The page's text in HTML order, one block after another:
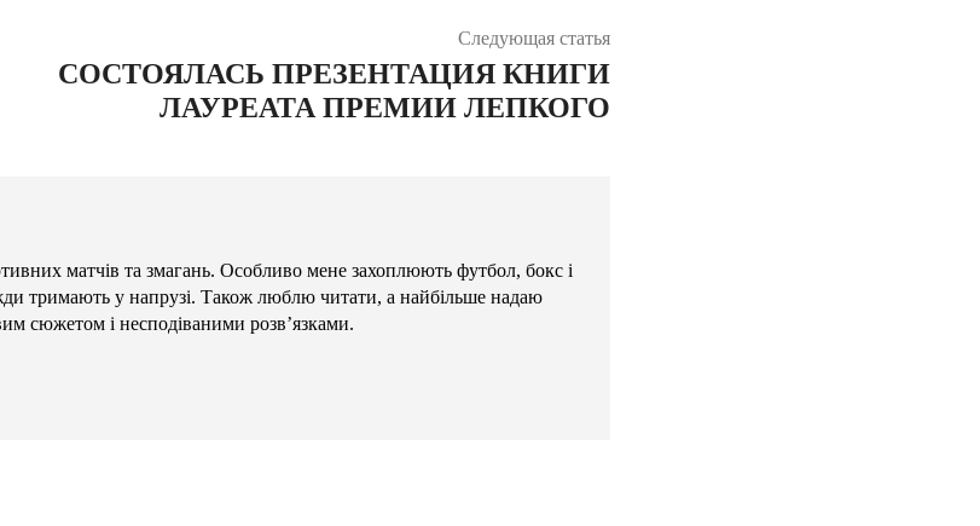
Следующая статья
СОСТОЯЛАСЬ ПРЕЗЕНТАЦИЯ КНИГИ
ЛАУРЕАТА ПРЕМИИ ЛЕПКОГО
матчів та змагань. Особливо мене захоплюють футбол, бокс і
тримають у напрузі. Також люблю читати, а найбільше надаю
сюжетом і несподіваними розв’язками.